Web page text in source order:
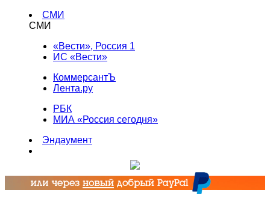
СМИ
СМИ
«Вести», Россия 1
ИС «Вести»
КоммерсантЪ
Лента.ру
РБК
МИА «Россия сегодня»
Эндаумент